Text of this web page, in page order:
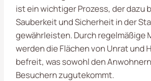
ist ein wichtiger Prozess, der dazu
Sauberkeit und Sicherheit in der
gewährleisten. Durch regelmäßige
werden die Flächen von Unrat und
befreit, was sowohl den
Besuchern zugutekommt.